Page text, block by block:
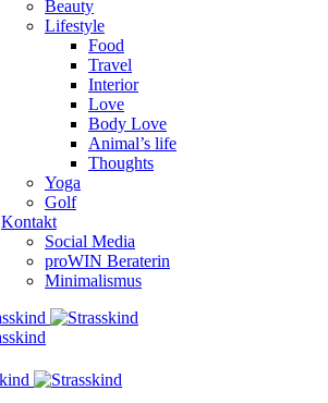
Beauty
Lifestyle
Food
Travel
Interior
Love
Body Love
Animal’s life
Thoughts
Yoga
Golf
Kontakt
Social Media
proWIN Beraterin
Minimalismus